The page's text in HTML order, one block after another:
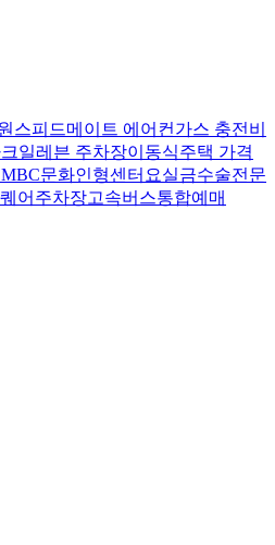
스피드메이트 에어컨가스 충전비
일레븐 주차장이동식주택 가격
문화인형센터 요실금수술전문
어주차장고속버스통합예매